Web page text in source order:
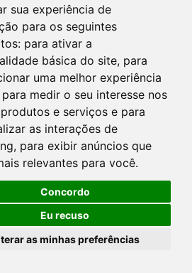
sua experiência de
para os seguintes
para ativar a
básica do site, para
uma melhor experiência
para medir o seu interesse nos
e serviços e para
as interações de
, para exibir anúncios que
relevantes para você.
Concordo
Eu recuso
as minhas preferências
não existe.